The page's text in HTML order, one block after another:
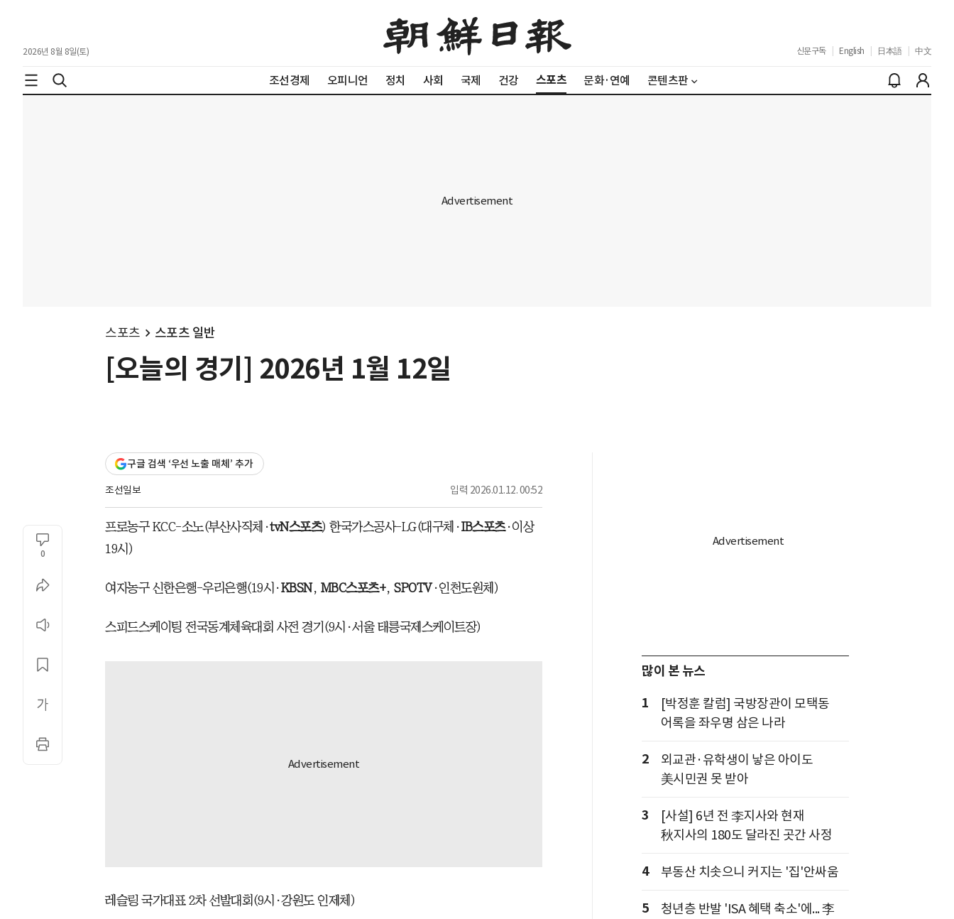
2026년 8월 8일(토) 신문구독 English 日本語 中文
조선경제 오피니언 정치 사회 국제 건강 스포츠 문화·연예 콘텐츠판
스포츠 스포츠 일반
[오늘의 경기] 2026년 1월 12일
구글 검색 ‘우선 노출 매체’ 추가
조선일보 입력 2026.01.12. 00:52
0
프로농구 KCC-소노(부산사직체·tvN스포츠) 한국가스공사-LG(대구체·IB스포츠·이상
19시)
여자농구 신한은행-우리은행(19시·KBSN, MBC스포츠+, SPOTV·인천도원체)
스피드스케이팅 전국동계체육대회 사전 경기(9시·서울 태릉국제스케이트장)
레슬링 국가대표 2차 선발대회(9시·강원도 인제체)
많이 본 뉴스
1
[박정훈 칼럼] 국방장관이 모택동
어록을 좌우명 삼은 나라
2
외교관·유학생이 낳은 아이도
美시민권 못 받아
3
[사설] 6년 전 李지사와 현재
秋지사의 180도 달라진 곳간 사정
4 부동산 치솟으니 커지는 '집'안싸움
5
청년층 반발 'ISA 혜택 축소'에... 李